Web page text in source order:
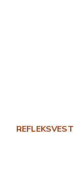
REFLEKSVEST